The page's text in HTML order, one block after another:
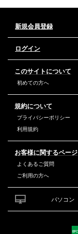
新規会員登録
ログイン
このサイトについて
初めての方へ
規約について
プライバシーポリシー
利用規約
お客様に関するページ
よくあるご質問
ご利用の方へ
パソコン